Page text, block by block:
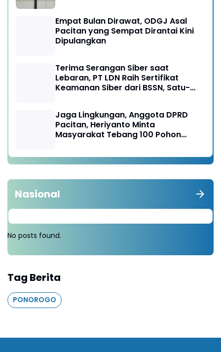
Empat Bulan Dirawat, ODGJ Asal
Pacitan yang Sempat Dirantai Kini
Dipulangkan
Terima Serangan Siber saat
Lebaran, PT LDN Raih Sertifikat
Keamanan Siber dari BSSN, Satu-
Jaga Lingkungan, Anggota DPRD
Pacitan, Heriyanto Minta
Masyarakat Tebang 100 Pohon
Nasional
No posts found.
Tag Berita
PONOROGO